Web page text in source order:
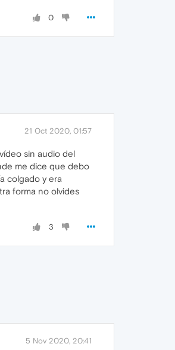
0
21 Oct 2020, 01:57
sin audio del
me dice que debo
colgado y era
forma no olvides
3
5 Nov 2020, 20:41